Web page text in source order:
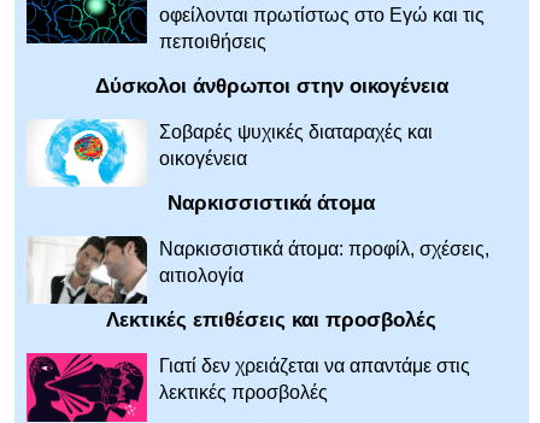
οφείλονται πρωτίστως στο Εγώ και τις
πεποιθήσεις
Δύσκολοι άνθρωποι στην οικογένεια
Σοβαρές ψυχικές διαταραχές και
οικογένεια
Ναρκισσιστικά άτομα
Ναρκισσιστικά άτομα: προφίλ, σχέσεις,
αιτιολογία
Λεκτικές επιθέσεις και προσβολές
Γιατί δεν χρειάζεται να απαντάμε στις
λεκτικές προσβολές